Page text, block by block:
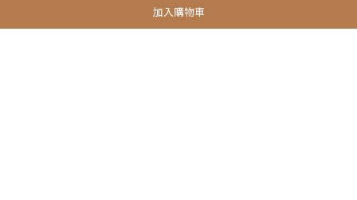
加入購物車
電話 / (852)5222 7654